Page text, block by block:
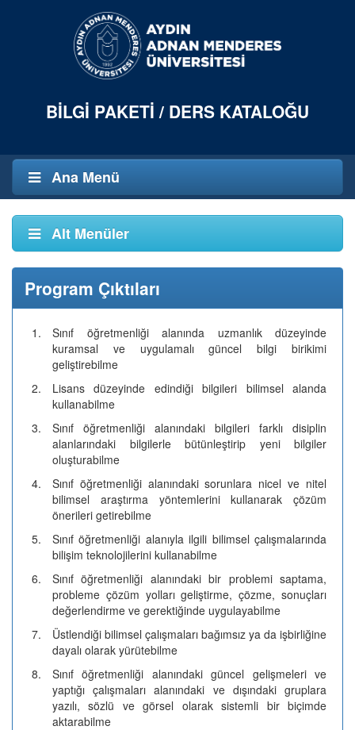
BILGI PAKETI / DERS KATALOĞU
Ana Menü
Alt Menüler
Program Çıktıları
1.
Sınıf öğretmenliği alanında uzmanlık düzeyinde
kuramsal ve uygulamalı güncel bilgi birikimi
geliştirebilme
2.
Lisans düzeyinde edindiği bilgileri bilimsel alanda
kullanabilme
3.
Sınıf öğretmenliği alanındaki bilgileri farklı disiplin
alanlarındaki bilgilerle bütünleştirip yeni bilgiler
oluşturabilme
4.
Sınıf öğretmenliği alanındaki sorunlara nicel ve nitel
bilimsel araştırma yöntemlerini kullanarak çözüm
önerileri getirebilme
5.
Sınıf öğretmenliği alanıyla ilgili bilimsel çalışmalarında
bilişim teknolojilerini kullanabilme
6.
Sınıf öğretmenliği alanındaki bir problemi saptama,
probleme çözüm yolları geliştirme, çözme, sonuçları
değerlendirme ve gerektiğinde uygulayabilme
7.
Üstlendiği bilimsel çalışmaları bağımsız ya da işbirliğine
dayalı olarak yürütebilme
8.
Sınıf öğretmenliği alanındaki güncel gelişmeleri ve
yaptığı çalışmaları alanındaki ve dışındaki gruplara
yazılı, sözlü ve görsel olarak sistemli bir biçimde
aktarabilme